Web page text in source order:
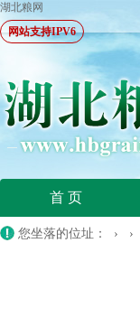
湖北粮网
网站支持IPV6
首 页
您坐落的位址： › ›